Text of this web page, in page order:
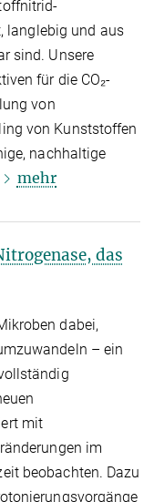
langlebig und aus
sind. Unsere
für die CO₂-
von
von Kunststoffen
nachhaltige
mehr
das
dabei,
– ein
mit
im
beobachten. Dazu